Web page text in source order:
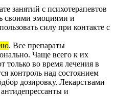
занятий с психотерапевтов
своими эмоциями и
силу при контакте с
. Все препараты
Чаще всего к их
только во время лечения в
контроль над состоянием
дозировку. Лекарствами
и